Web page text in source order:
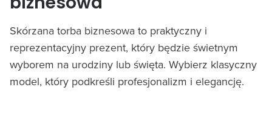
Skórzana torba biznesowa to praktyczny i
reprezentacyjny prezent, który będzie świetnym
wyborem na urodziny lub święta. Wybierz klasyczny
model, który podkreśli profesjonalizm i elegancję.